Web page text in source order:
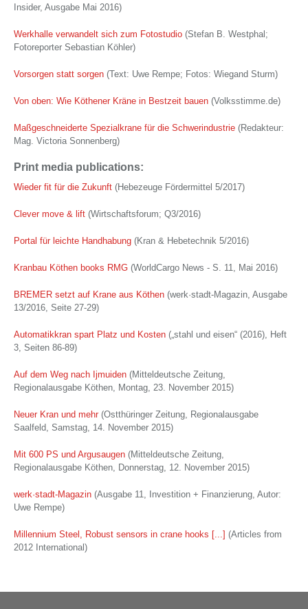
Insider, Ausgabe Mai 2016)
Werkhalle verwandelt sich zum Fotostudio (Stefan B. Westphal;
Fotoreporter Sebastian Köhler)
Vorsorgen statt sorgen (Text: Uwe Rempe; Fotos: Wiegand Sturm)
Von oben: Wie Köthener Kräne in Bestzeit bauen (Volksstimme.de)
Maßgeschneiderte Spezialkrane für die Schwerindustrie (Redakteur:
Mag. Victoria Sonnenberg)
Print media publications:
Wieder fit für die Zukunft (Hebezeuge Fördermittel 5/2017)
Clever move & lift (Wirtschaftsforum; Q3/2016)
Portal für leichte Handhabung (Kran & Hebetechnik 5/2016)
Kranbau Köthen books RMG (WorldCargo News - S. 11, Mai 2016)
BREMER setzt auf Krane aus Köthen (werk·stadt-Magazin, Ausgabe
13/2016, Seite 27-29)
Automatikkran spart Platz und Kosten („stahl und eisen“ (2016), Heft
3, Seiten 86-89)
Auf dem Weg nach Ijmuiden (Mitteldeutsche Zeitung,
Regionalausgabe Köthen, Montag, 23. November 2015)
Neuer Kran und mehr (Ostthüringer Zeitung, Regionalausgabe
Saalfeld, Samstag, 14. November 2015)
Mit 600 PS und Argusaugen (Mitteldeutsche Zeitung,
Regionalausgabe Köthen, Donnerstag, 12. November 2015)
werk·stadt-Magazin (Ausgabe 11, Investition + Finanzierung, Autor:
Uwe Rempe)
Millennium Steel, Robust sensors in crane hooks [...] (Articles from
2012 International)